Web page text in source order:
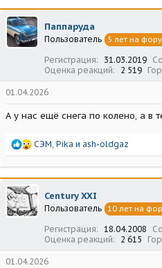
к
ц
и
и
Паппаруда
Пользователь 5 лет на
Регистрация 31.03.2019
Оценка реакций
2 519
01.04.2026
А у нас ещё снега по колено, а в
Р
а
к
и
и
СЭМ Pika и ash-oldgaz
Century XXI
Пользователь 10 лет на
Регистрация 18.04.2008
Оценка реакций
2 615
01.04.2026